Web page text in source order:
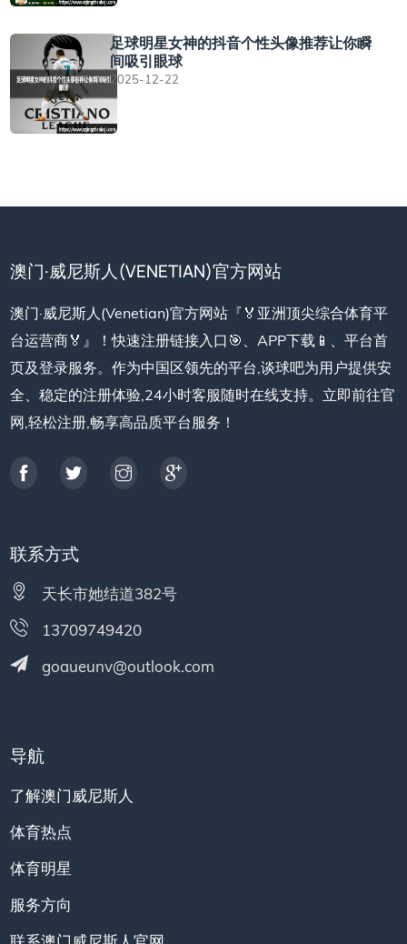
足球明星女神的抖音个性头像推荐让你瞬
间吸引眼球
2025-12-22
澳门·威尼斯人(VENETIAN)官方网站
澳门·威尼斯人(Venetian)官方网站『🏅亚洲顶尖综合体育平
台运营商🏅』！快速注册链接入口🎯、APP下载📱、平台首
页及登录服务。作为中国区领先的平台,谈球吧为用户提供安
全、稳定的注册体验,24小时客服随时在线支持。立即前往官
网,轻松注册,畅享高品质平台服务！
联系方式
天长市她结道382号
13709749420
goaueunv@outlook.com
导航
了解澳门威尼斯人
体育热点
体育明星
服务方向